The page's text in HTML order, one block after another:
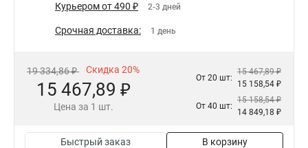
Курьером от 490 ₽ 2-3 дней
Срочная доставка: 1 день
19 334,86 ₽ Скидка 20%
15 467,89 ₽
Цена за 1 шт.
От 20 шт:
15 467,89 ₽
15 158,54 ₽
От 40 шт:
15 158,54 ₽
14 849,18 ₽
Быстрый заказ В корзину